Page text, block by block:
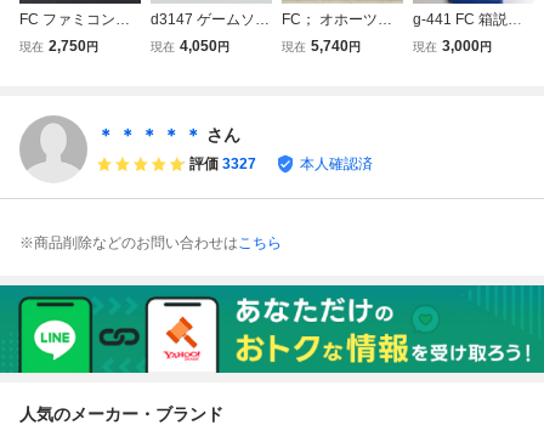
FC ファミコン
【※箱説なし※】
現在 2,750円
d3147 ゲームソフ
ト【FC】 北海道
現在 4,050円
FC； オホーツク
に消ゆ 【箱傷みあ
現在 5,740円
g-441 FC 箱説付
き レッキングクル
現在 3,000円
＊ ＊ ＊ ＊ ＊ さん
評価 3327 本人確認済
※商品削除などのお問い合わせはこちら
人気のメーカー・ブランド